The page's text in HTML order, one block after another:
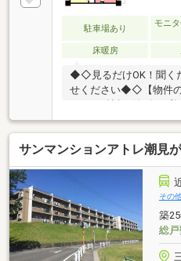
駐車場あり
モニ
床暖房
◆◇見るだけOK！聞く
せください◆◇【物件の
■「津新町」駅徒歩10
内覧・相談 可能！＞＞
予約ならワンタップで
学希望のお問合せを
ゥ津駅前 ―――――
サンマンションアトレ潮見
その
築
総